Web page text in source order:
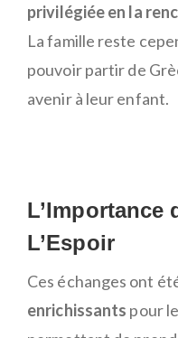
privilégiée en la
La famille reste
pouvoir partir de
avenir à leur enfant.
L’Importance
L’Espoir
Ces échanges ont
enrichissants pour